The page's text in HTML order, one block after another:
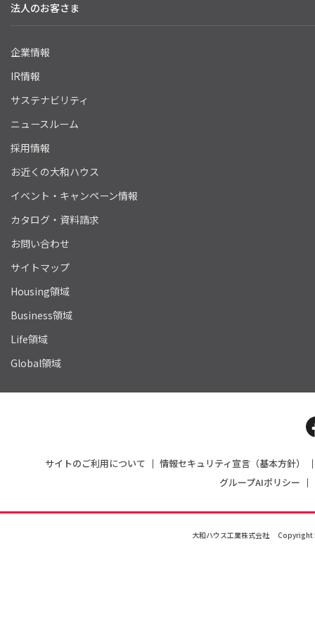
法人のお客さま
企業情報
IR情報
サステナビリティ
ニュースルーム
採用情報
お近くの大和ハウス
イベント・キャンペーン情報
カタログ・資料請求
お問い合わせ
サイトマップ
Housing領域
Business領域
Life領域
Global領域
サイトのご利用について
情報セキュリティ宣言（基本方針）
グループAIポリシー
大和ハウス工業株式会社 Copyright